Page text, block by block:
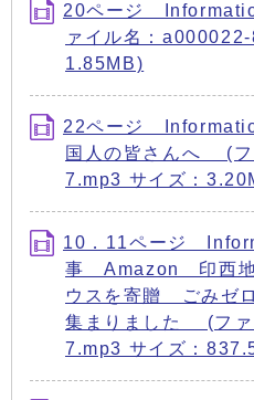
20ページ
ァイル名：
1.85MB)
22ページ
国人の皆さんへ (フ
7.mp3 サイズ：
10．11ページ
事 Amazon 印西地
ウスを寄贈 ごみゼ
集まりました (ファ
7.mp3 サイズ：